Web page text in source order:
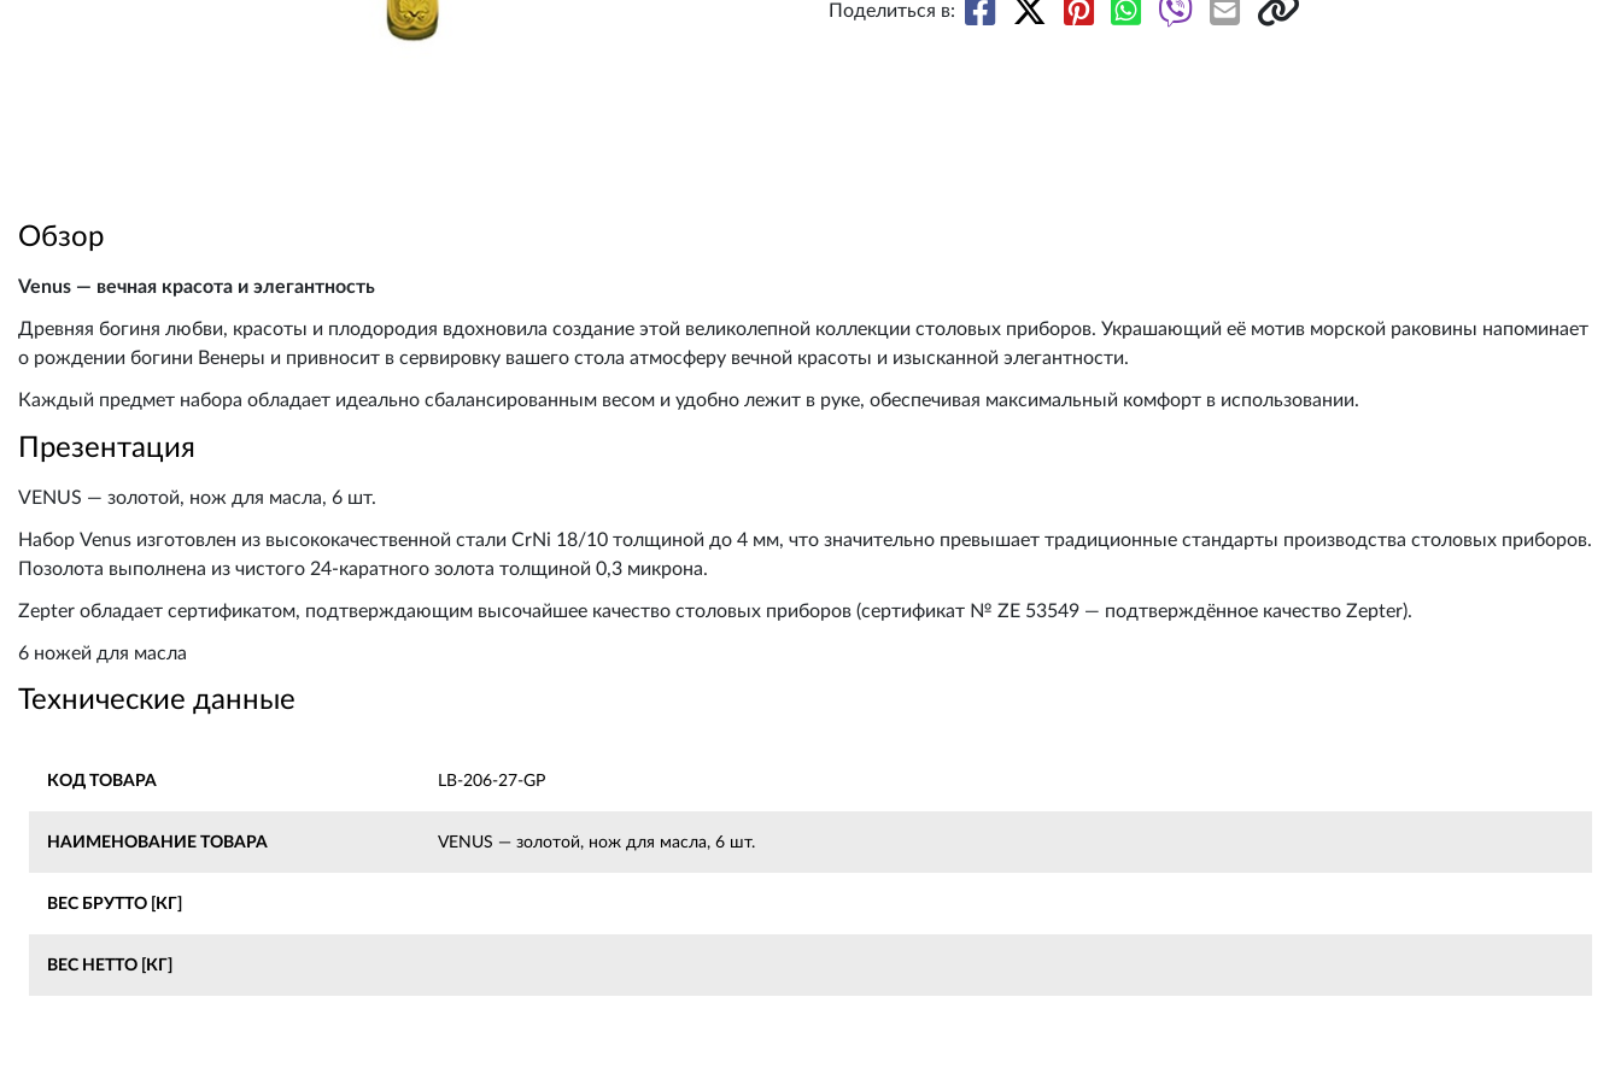
Поделиться в:
Обзор
Venus — вечная красота и элегантность
Древняя богиня любви, красоты и плодородия вдохновила создание этой великолепной коллекции столовых приборов. Украшающий её мотив морской раковины напоминает
о рождении богини Венеры и привносит в сервировку вашего стола атмосферу вечной красоты и изысканной элегантности.
Каждый предмет набора обладает идеально сбалансированным весом и удобно лежит в руке, обеспечивая максимальный комфорт в использовании.
Презентация
VENUS — золотой, нож для масла, 6 шт.
Набор Venus изготовлен из высококачественной стали CrNi 18/10 толщиной до 4 мм, что значительно превышает традиционные стандарты производства столовых приборов.
Позолота выполнена из чистого 24-каратного золота толщиной 0,3 микрона.
Zepter обладает сертификатом, подтверждающим высочайшее качество столовых приборов (сертификат № ZE 53549 — подтверждённое качество Zepter).
6 ножей для масла
Технические данные
КОД ТОВАРА LB-206-27-GP
НАИМЕНОВАНИЕ ТОВАРА VENUS — золотой, нож для масла, 6 шт.
ВЕС БРУТТО [КГ]
ВЕС НЕТТО [КГ]